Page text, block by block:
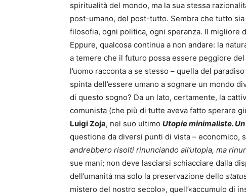
spiritualità del mondo, ma la sua stessa
post-umano, del post-tutto. Sembra che tutto
filosofia, ogni politica, ogni speranza. Il migliore
Eppure, qualcosa continua a non andare: la
a temere che il futuro possa essere peggiore
l’uomo racconta a se stesso – quella del
spinta dell’essere umano a sognare un mondo
di questo sogno? Da un lato, certamente, la
comunista (che più di tutte aveva fatto sperare
Luigi Zoja, nel suo ultimo Utopie minimaliste.
questione da diversi punti di vista – economico,
andrebbero risolti rinunciando all’utopia, ma
sue mani; non deve lasciarsi schiacciare dalla
dell’umanità ma solo la preservazione dello
mistero del nostro secolo», quell’«accumulo di